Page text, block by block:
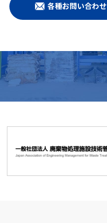
各種お問い合わせ